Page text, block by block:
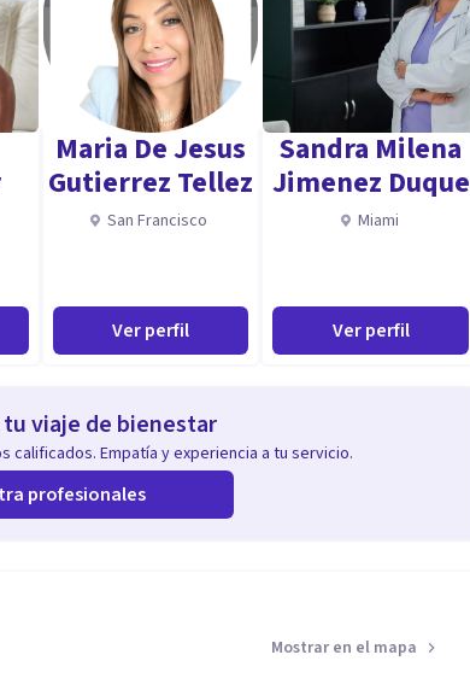
Maria De Jesus
Gutierrez Tellez
San Francisco
Ver perfil
Sandra Milena
Jimenez Duque
Miami
Ver perfil
viaje de bienestar
calificados. Empatía y experiencia a tu servicio.
profesionales
Mostrar en el mapa